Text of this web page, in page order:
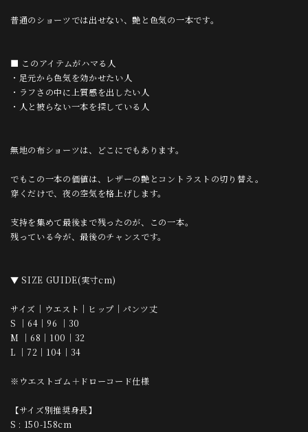
普通のショーツでは出せない、艶と色気の一本です。
■ このアイテムがハマる人
・足元から色気を効かせたい人
・ラフさの中に上質感を出したい人
・人と被らない一本を探している人
無地の布ショーツは、どこにでもあります。
でもこの一本の価値は、レザーの艶とコントラストの切り替え。
穿くだけで、夜の空気を格上げします。
支持を集めて最後まで残ったのが、この一本。
残っている今が、最後のチャンスです。
▼ SIZE GUIDE(実寸cm)
サイズ｜ウエスト｜ヒップ｜パンツ丈
S ｜64｜96 ｜30
M ｜68｜100｜32
L ｜72｜104｜34
※ウエストゴム＋ドローコード仕様
【サイズ別推奨身長】
S : 150-158cm